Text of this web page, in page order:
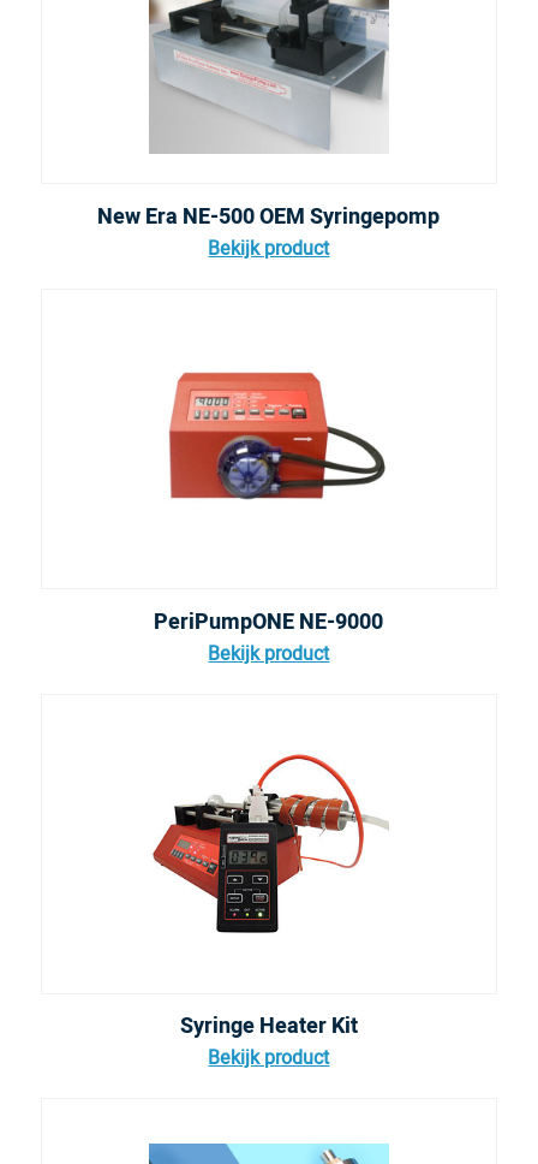
New Era NE-500 OEM Syringepomp
Bekijk product
PeriPumpONE NE-9000
Bekijk product
Syringe Heater Kit
Bekijk product